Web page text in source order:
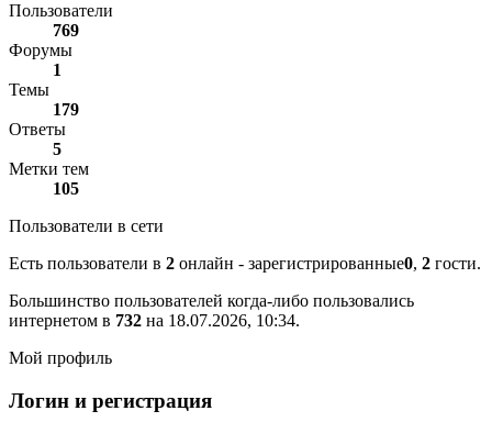
Пользователи
769
Форумы
1
Темы
179
Ответы
5
Метки тем
105
Пользователи в сети
Есть пользователи в 2 онлайн - зарегистрированные0, 2 гости.
Большинство пользователей когда-либо пользовались
интернетом в 732 на 18.07.2026, 10:34.
Мой профиль
Логин и регистрация